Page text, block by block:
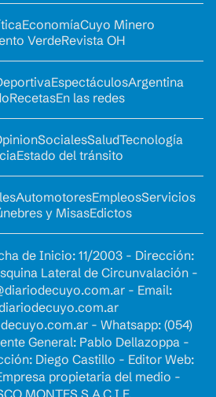
EconomíaCuyo Minero
VerdeRevista OH
EspectáculosArgentina
RecetasEn las redes
SocialesSaludTecnología
Estado del tránsito
AutomotoresEmpleosServicios
y MisasEdictos
de Inicio: 11/2003 - Dirección:
Lateral de Circunvalación -
- Email:
- Whatsapp: (054)
General: Pablo Dellazoppa -
Diego Castillo - Editor Web:
propietaria del medio -
MONTES S.A.C.I.F.